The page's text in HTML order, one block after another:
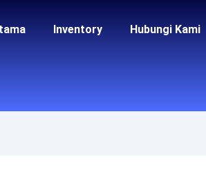
Inventory Hubungi Kami